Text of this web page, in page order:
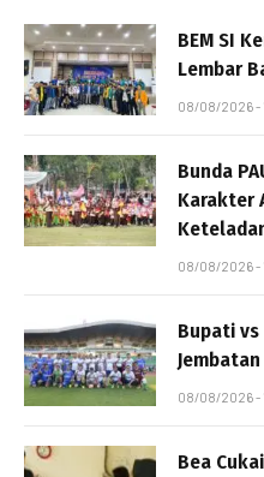
BEM SI
Lembar
08/08/2026 -
Bunda
Karakter
08/08/2026 -
Bupati vs
08/08/2026 -
Bea